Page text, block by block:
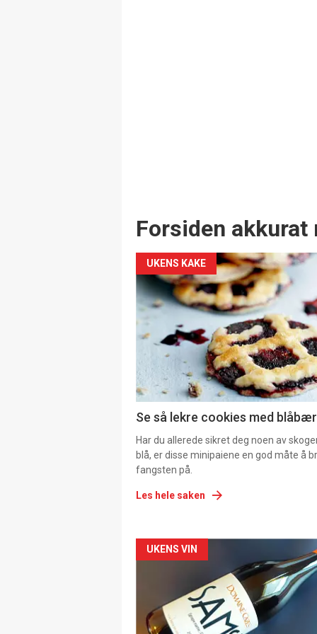
Forsiden akkurat
UKENS KAKE
Se så lekre cookies med
Har du allerede sikret deg noen av
blå, er disse minipaiene en god måte å
fangsten på.
Les hele saken
Forsiden
akkurat
nå
UKENS VIN